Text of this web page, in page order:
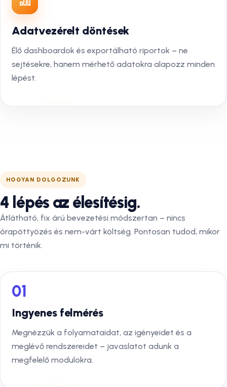
Adatvezérelt döntések
Élő dashboardok és exportálható riportok – ne
sejtésekre, hanem mérhető adatokra alapozz minden
lépést.
HOGYAN DOLGOZUNK
4 lépés az élesítésig.
Átlátható, fix árú bevezetési módszertan – nincs
órapöttyözés és nem-várt költség. Pontosan tudod, mikor
mi történik.
01
Ingyenes felmérés
Megnézzük a folyamataidat, az igényeidet és a
meglévő rendszereidet – javaslatot adunk a
megfelelő modulokra.